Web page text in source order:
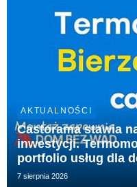
AKTUALNOŚCI
Castorama stawia
inwestycji.
portfolio usług dla
7 sierpnia 2026